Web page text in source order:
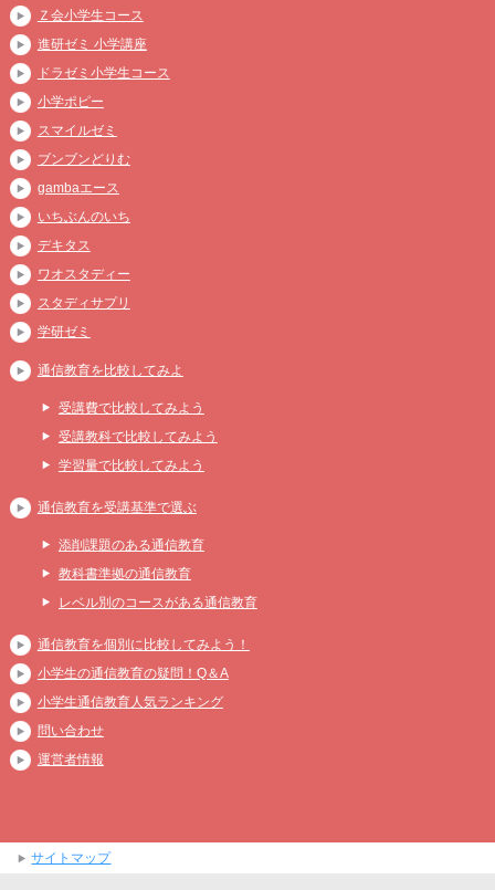
Ｚ会小学生コース
進研ゼミ 小学講座
ドラゼミ小学生コース
小学ポピー
スマイルゼミ
ブンブンどりむ
gambaエース
いちぶんのいち
デキタス
ワオスタディー
スタディサプリ
学研ゼミ
通信教育を比較してみよ
受講費で比較してみよう
受講教科で比較してみよう
学習量で比較してみよう
通信教育を受講基準で選ぶ
添削課題のある通信教育
教科書準拠の通信教育
レベル別のコースがある通信教育
通信教育を個別に比較してみよう！
小学生の通信教育の疑問！Q＆A
小学生通信教育人気ランキング
問い合わせ
運営者情報
サイトマップ